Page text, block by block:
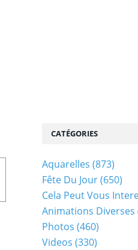
CATÉGORIES
Aquarelles (873)
Fête Du Jour(650)
Cela Peut Vous
Animations Diverses
Photos (460)
Videos (330)